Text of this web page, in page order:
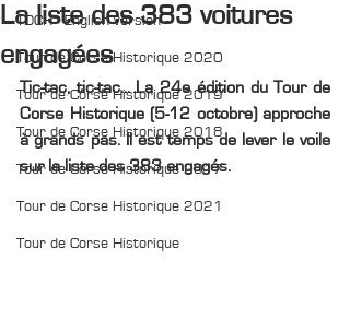
TDCH - English version
Tour de Corse Historique 2020
Tour de Corse Historique 2019
Tour de Corse Historique 2018
Tour de Corse Historique 2017
Tour de Corse Historique 2021
Tour de Corse Historique
La liste des 383 voitures
engagées
Tic-tac, tic-tac... La 24e édition du Tour de
Corse Historique (5-12 octobre) approche
à grands pas. Il est temps de lever le voile
sur la liste des 383 engagés.